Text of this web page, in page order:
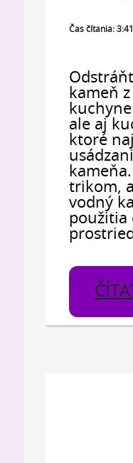
Čas čítania:
kameň
ale aj
ktoré
trikom,
vodný
použitia